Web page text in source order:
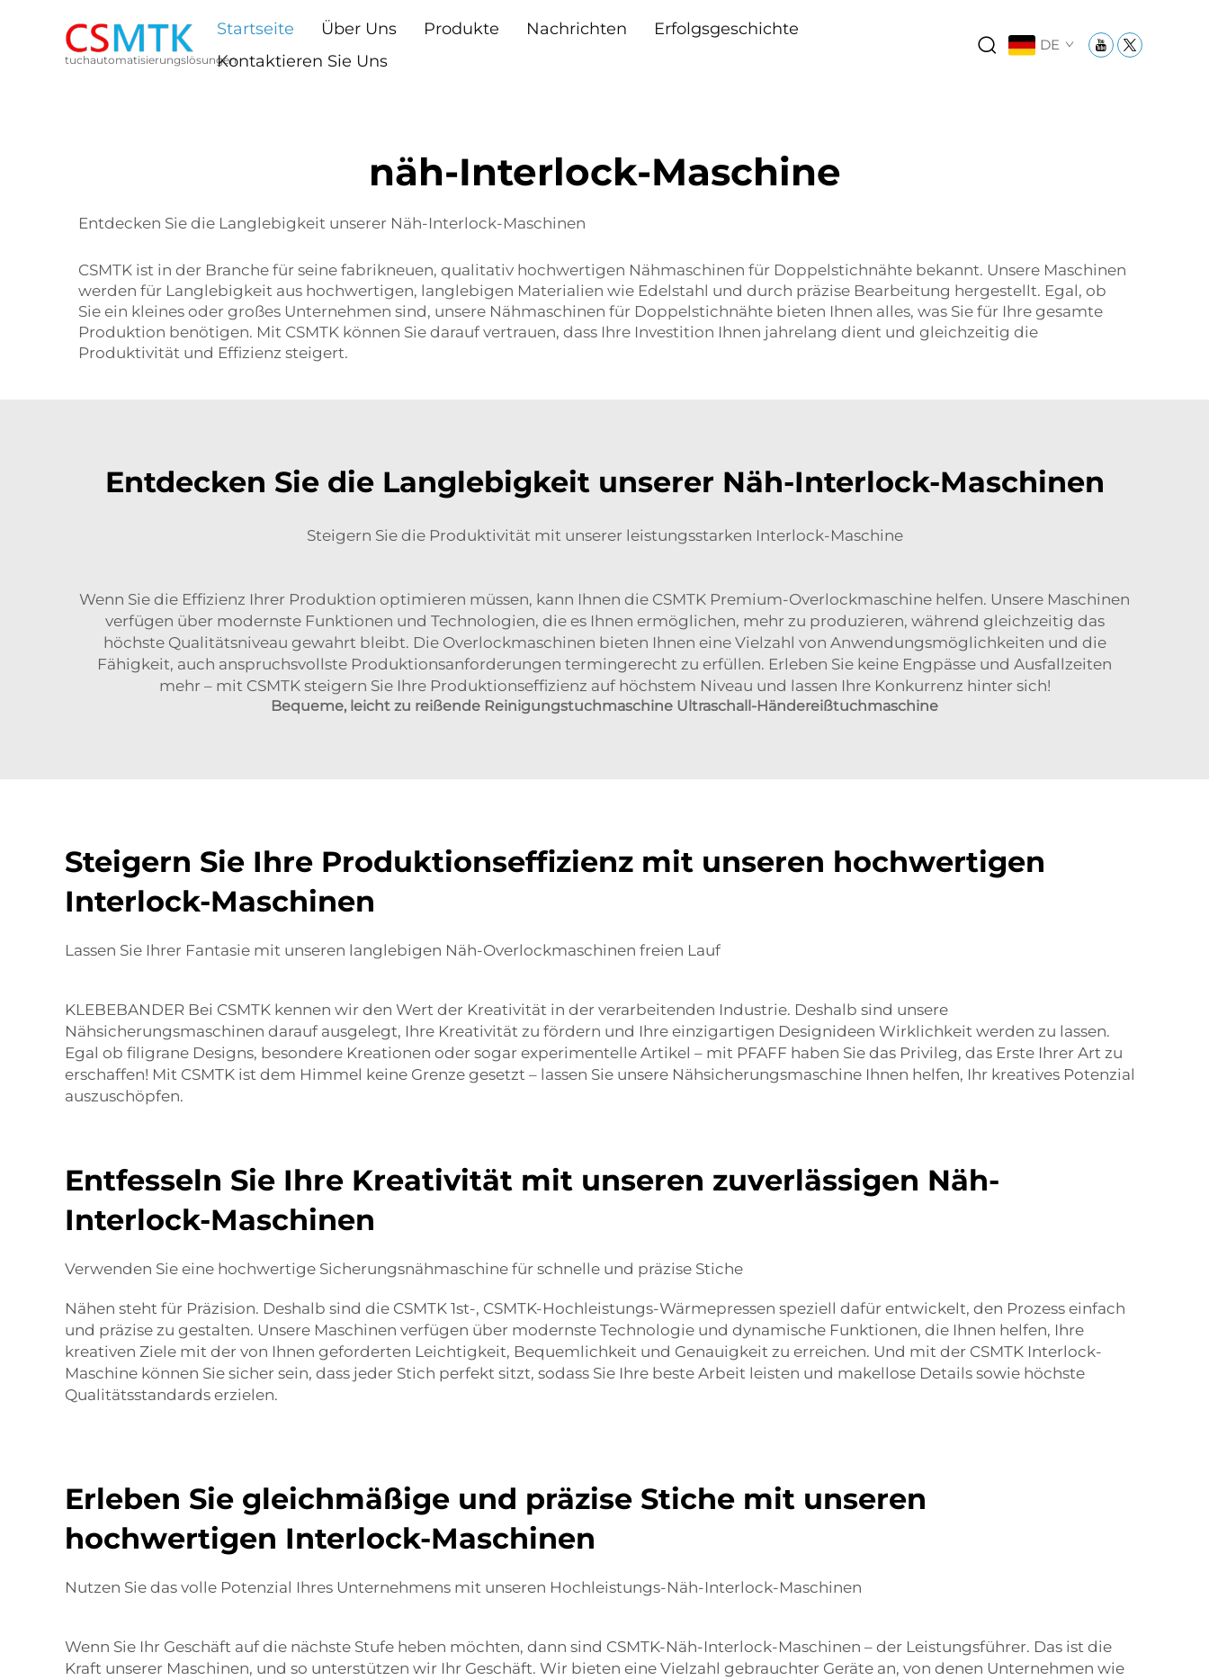
tuchautomatisierungslösungen
Startseite Über Uns Produkte Nachrichten
Erfolgsgeschichte
Kontaktieren Sie Uns
DE
näh-Interlock-Maschine
Entdecken Sie die Langlebigkeit unserer Näh-Interlock-Maschinen
CSMTK ist in der Branche für seine fabrikneuen, qualitativ hochwertigen Nähmaschinen für Doppelstichnähte bekannt. Unsere Maschinen
werden für Langlebigkeit aus hochwertigen, langlebigen Materialien wie Edelstahl und durch präzise Bearbeitung hergestellt. Egal, ob
Sie ein kleines oder großes Unternehmen sind, unsere Nähmaschinen für Doppelstichnähte bieten Ihnen alles, was Sie für Ihre gesamte
Produktion benötigen. Mit CSMTK können Sie darauf vertrauen, dass Ihre Investition Ihnen jahrelang dient und gleichzeitig die
Produktivität und Effizienz steigert.
Entdecken Sie die Langlebigkeit unserer Näh-Interlock-Maschinen
Steigern Sie die Produktivität mit unserer leistungsstarken Interlock-Maschine
Wenn Sie die Effizienz Ihrer Produktion optimieren müssen, kann Ihnen die CSMTK Premium-Overlockmaschine helfen. Unsere Maschinen
verfügen über modernste Funktionen und Technologien, die es Ihnen ermöglichen, mehr zu produzieren, während gleichzeitig das
höchste Qualitätsniveau gewahrt bleibt. Die Overlockmaschinen bieten Ihnen eine Vielzahl von Anwendungsmöglichkeiten und die
Fähigkeit, auch anspruchsvollste Produktionsanforderungen termingerecht zu erfüllen. Erleben Sie keine Engpässe und Ausfallzeiten
mehr – mit CSMTK steigern Sie Ihre Produktionseffizienz auf höchstem Niveau und lassen Ihre Konkurrenz hinter sich!
Bequeme, leicht zu reißende Reinigungstuchmaschine Ultraschall-Händereißtuchmaschine
Steigern Sie Ihre Produktionseffizienz mit unseren hochwertigen
Interlock-Maschinen
Lassen Sie Ihrer Fantasie mit unseren langlebigen Näh-Overlockmaschinen freien Lauf
KLEBEBANDER Bei CSMTK kennen wir den Wert der Kreativität in der verarbeitenden Industrie. Deshalb sind unsere
Nähsicherungsmaschinen darauf ausgelegt, Ihre Kreativität zu fördern und Ihre einzigartigen Designideen Wirklichkeit werden zu lassen.
Egal ob filigrane Designs, besondere Kreationen oder sogar experimentelle Artikel – mit PFAFF haben Sie das Privileg, das Erste Ihrer Art zu
erschaffen! Mit CSMTK ist dem Himmel keine Grenze gesetzt – lassen Sie unsere Nähsicherungsmaschine Ihnen helfen, Ihr kreatives Potenzial
auszuschöpfen.
Entfesseln Sie Ihre Kreativität mit unseren zuverlässigen Näh-
Interlock-Maschinen
Verwenden Sie eine hochwertige Sicherungsnähmaschine für schnelle und präzise Stiche
Nähen steht für Präzision. Deshalb sind die CSMTK 1st-, CSMTK-Hochleistungs-Wärmepressen speziell dafür entwickelt, den Prozess einfach
und präzise zu gestalten. Unsere Maschinen verfügen über modernste Technologie und dynamische Funktionen, die Ihnen helfen, Ihre
kreativen Ziele mit der von Ihnen geforderten Leichtigkeit, Bequemlichkeit und Genauigkeit zu erreichen. Und mit der CSMTK Interlock-
Maschine können Sie sicher sein, dass jeder Stich perfekt sitzt, sodass Sie Ihre beste Arbeit leisten und makellose Details sowie höchste
Qualitätsstandards erzielen.
Erleben Sie gleichmäßige und präzise Stiche mit unseren
hochwertigen Interlock-Maschinen
Nutzen Sie das volle Potenzial Ihres Unternehmens mit unseren Hochleistungs-Näh-Interlock-Maschinen
Wenn Sie Ihr Geschäft auf die nächste Stufe heben möchten, dann sind CSMTK-Näh-Interlock-Maschinen – der Leistungsführer. Das ist die
Kraft unserer Maschinen, und so unterstützen wir Ihr Geschäft. Wir bieten eine Vielzahl gebrauchter Geräte an, von denen Unternehmen wie